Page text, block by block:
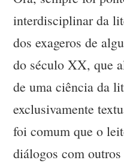
interdisciplinar da
dos exageros de
do século XX, que
de uma ciência da
exclusivamente
foi comum que o
diálogos com